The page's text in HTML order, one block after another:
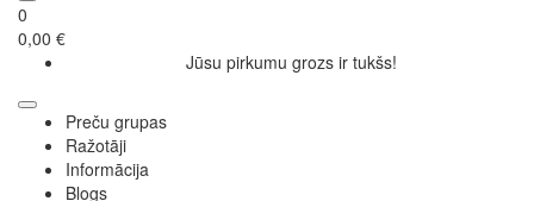
0
0,00 €
Jūsu pirkumu grozs ir tukšs!
Preču grupas
Ražotāji
Informācija
Blogs